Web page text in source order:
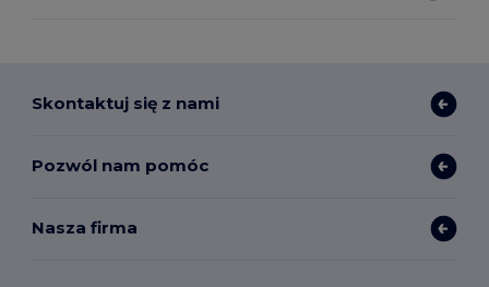
Skontaktuj się z nami
Pozwól nam pomóc
Nasza firma